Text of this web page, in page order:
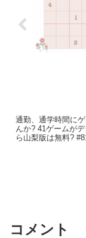
通勤、通学時間に
んか? 41ゲームがデ
ら山梨版は無料? #81game
コメント